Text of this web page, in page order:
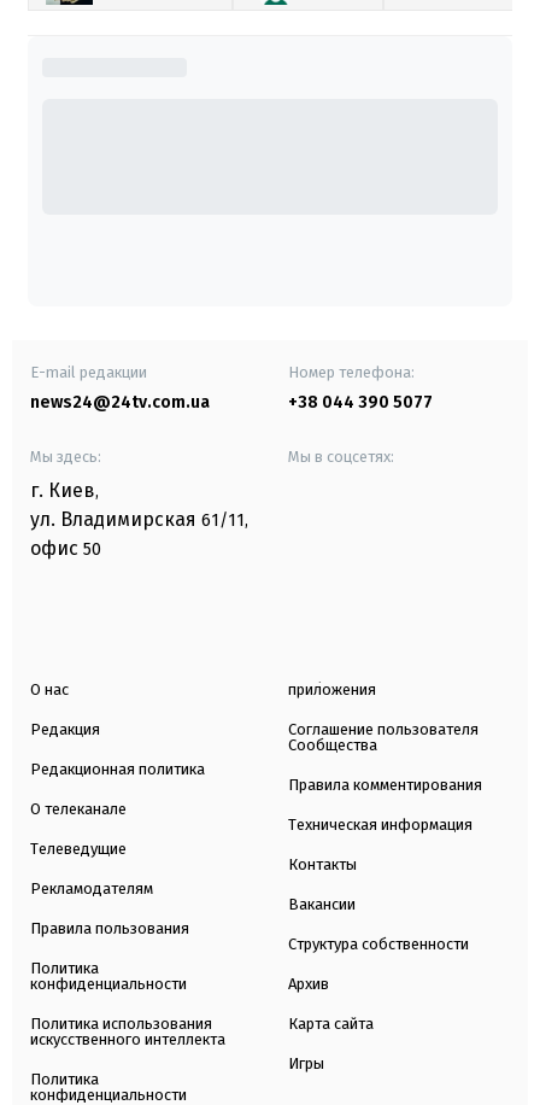
E-mail редакции
news24@24tv.com.ua
Номер телефона:
+38 044 390 5077
Мы здесь:
г. Киев,
ул. Владимирская 61/11,
офис 50
Мы в соцсетях:
О нас
Редакция
Редакционная политика
О телеканале
Телеведущие
Рекламодателям
Правила пользования
Политика
конфиденциальности
Политика использования
искусственного интеллекта
Политика
конфиденциальности
приложения
Соглашение пользователя
Сообщества
Правила комментирования
Техническая информация
Контакты
Вакансии
Структура собственности
Архив
Карта сайта
Игры